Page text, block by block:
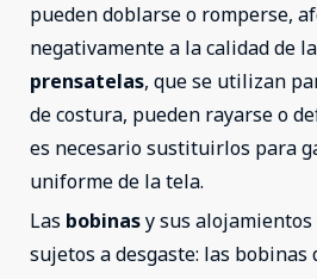
pueden doblarse o romperse,
negativamente a la calidad de
prensatelas, que se utilizan
de costura, pueden rayarse o
es necesario sustituirlos para
uniforme de la tela.
Las bobinasy sus
sujetos a desgaste: las bobinas